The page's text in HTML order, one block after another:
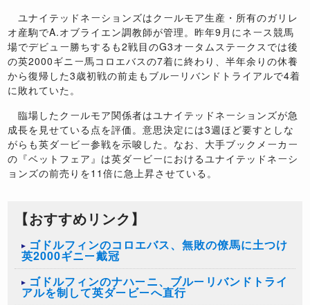
ユナイテッドネーションズはクールモア生産・所有のガリレ
オ産駒でA.オブライエン調教師が管理。昨年9月にネース競馬
場でデビュー勝ちするも2戦目のG3オータムステークスでは後
の英2000ギニー馬コロエバスの7着に終わり、半年余りの休養
から復帰した3歳初戦の前走もブルーリバンドトライアルで4着
に敗れていた。
臨場したクールモア関係者はユナイテッドネーションズが急
成長を見せている点を評価。意思決定には3週ほど要すとしな
がらも英ダービー参戦を示唆した。なお、大手ブックメーカー
の『ベットフェア』は英ダービーにおけるユナイテッドネーシ
ョンズの前売りを11倍に急上昇させている。
【おすすめリンク】
ゴドルフィンのコロエバス、無敗の僚馬に土つけ
英2000ギニー戴冠
ゴドルフィンのナハーニ、ブルーリバンドトライ
アルを制して英ダービーへ直行